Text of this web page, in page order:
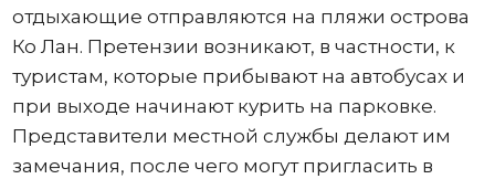
отдыхающие отправляются на пляжи острова
Ко Лан. Претензии возникают, в частности, к
туристам, которые прибывают на автобусах и
при выходе начинают курить на парковке.
Представители местной службы делают им
замечания, после чего могут пригласить в